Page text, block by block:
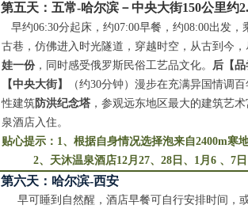
第五天：五常-哈尔滨－中央大街150公里
早约06:30分起床，约07:00早餐，约08:00出发
古巷，仿佛进入时光隧道，穿越时空，从古到今
娃一份，同时感受俄罗斯民俗工艺品文化。 后【
【中央大街】
（约30分钟）漫步在充满异国情调
性建筑防洪纪念塔 ，参观远东地区最大的建筑艺
泉酒店入住。
贴心提示：1、根据自身情况选择泡来自2400m寒
2、天沐温泉酒店12月27、28日、1月6 、7日
第六天：哈尔滨-西安
早可睡到自然醒，酒店早餐可自行安排时间，